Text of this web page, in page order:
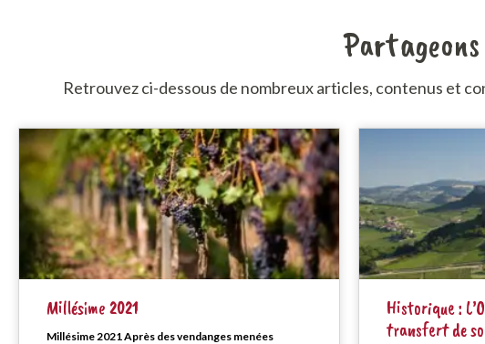
Retrouvez ci-dessous de nombreux articles, contenus et
Millésime 2021
Millésime 2021 Après des vendanges menées
Historique :
transfert de